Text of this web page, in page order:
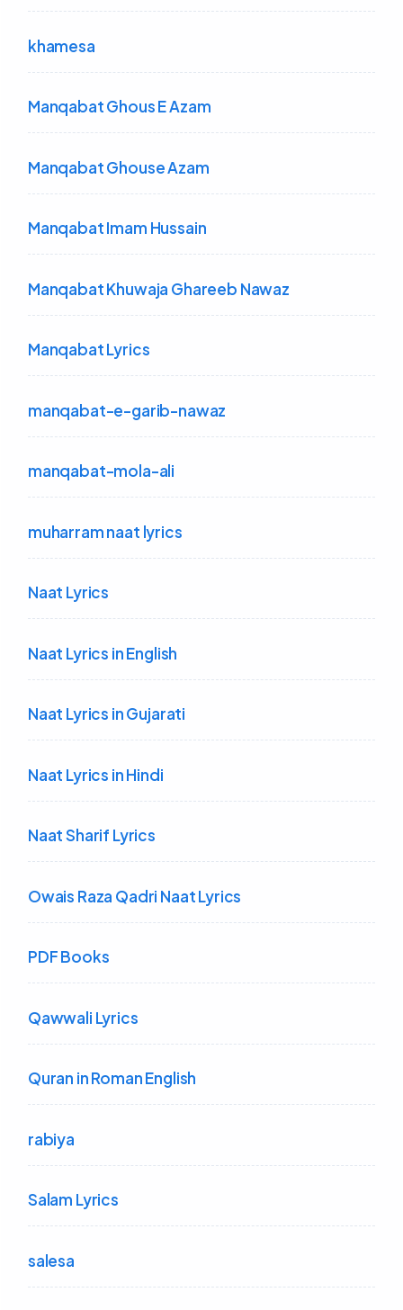
khamesa
Manqabat Ghous E Azam
Manqabat Ghouse Azam
Manqabat Imam Hussain
Manqabat Khuwaja Ghareeb Nawaz
Manqabat Lyrics
manqabat-e-garib-nawaz
manqabat-mola-ali
muharram naat lyrics
Naat Lyrics
Naat Lyrics in English
Naat Lyrics in Gujarati
Naat Lyrics in Hindi
Naat Sharif Lyrics
Owais Raza Qadri Naat Lyrics
PDF Books
Qawwali Lyrics
Quran in Roman English
rabiya
Salam Lyrics
salesa